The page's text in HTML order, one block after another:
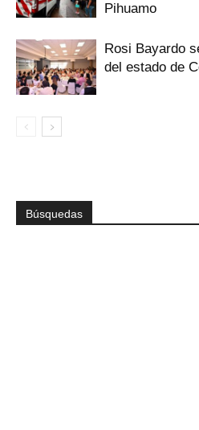
Pihuamo
Rosi Bayardo
del estado de
Búsquedas